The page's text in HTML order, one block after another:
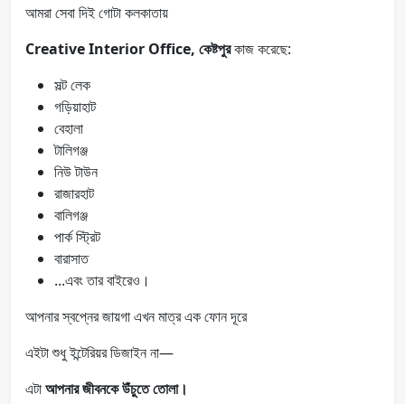
আমরা সেবা দিই গোটা কলকাতায়
Creative Interior Office, কেষ্টপুরকাজ করেছে:
সল্ট লেক
গড়িয়াহাট
বেহালা
টালিগঞ্জ
নিউ টাউন
রাজারহাট
বালিগঞ্জ
পার্ক স্ট্রিট
বারাসাত
...এবং তার বাইরেও।
আপনার স্বপ্নের জায়গা এখন মাত্র এক ফোন দূরে
এইটা শুধু ইন্টেরিয়র ডিজাইন না—
এটাআপনার জীবনকে উঁচুতে তোলা।